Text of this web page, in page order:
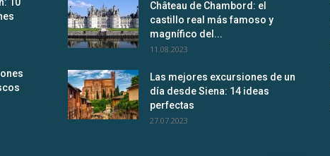
Château de Chambord: el
castillo real más famoso y
magnífico del...
11.08.2023
Las mejores excursiones de un
día desde Siena: 14 ideas
perfectas
27.07.2023